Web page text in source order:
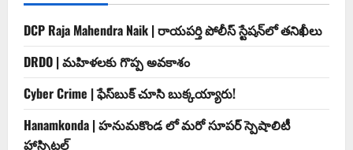
DCP Raja Mahendra Naik | రాయపర్తి పోలీస్ స్టేషన్‌లో తనిఖీలు
DRDO | మహిళలకు గొప్ప అవకాశం
Cyber Crime | ఫేస్‌బుక్‌ చూసి బుక్కయ్యారు!
Hanamkonda | హనుమకొండ లో మరో సూపర్ స్పెషాలిటీ
హాస్పిటల్